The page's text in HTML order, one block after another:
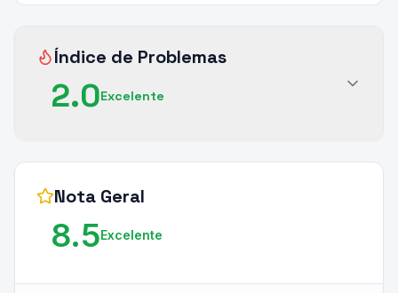
Índice de Problemas
2.0Excelente
Nota Geral
8.5Excelente